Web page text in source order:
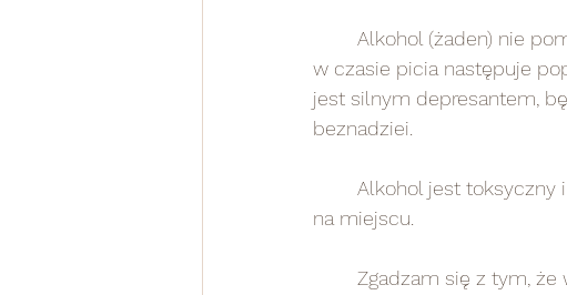
w czasie picia następuje
jest silnym depresantem,
beznadziei.
na miejscu.